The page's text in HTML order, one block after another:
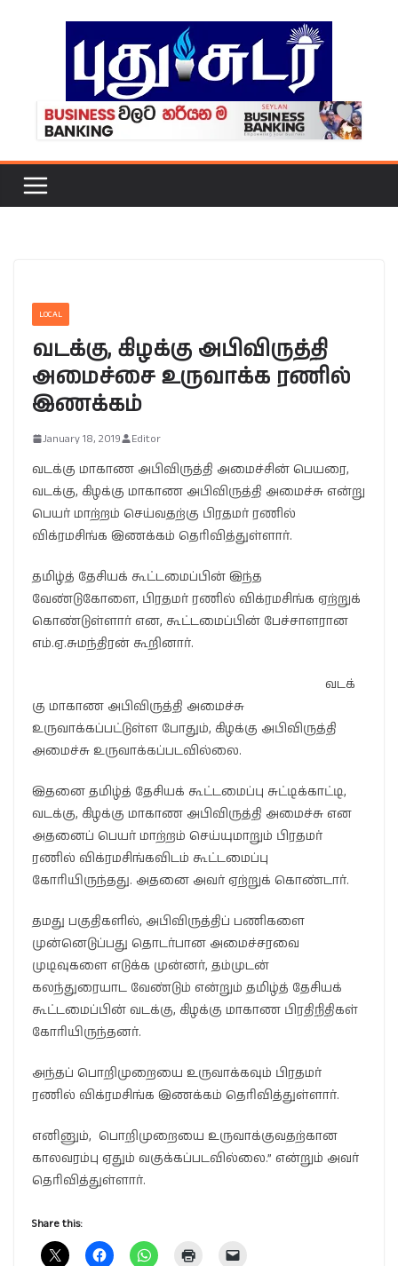
LOCAL
வடக்கு, கிழக்கு அபிவிருத்தி
அமைச்சை உருவாக்க ரணில்
இணக்கம்
January 18, 2019 Editor
வடக்கு மாகாண அபிவிருத்தி அமைச்சின் பெயரை,
வடக்கு, கிழக்கு மாகாண அபிவிருத்தி அமைச்சு என்று
பெயர் மாற்றம் செய்வதற்கு பிரதமர் ரணில்
விக்ரமசிங்க இணக்கம் தெரிவித்துள்ளார்.
தமிழ்த் தேசியக் கூட்டமைப்பின் இந்த
வேண்டுகோளை, பிரதமர் ரணில் விக்ரமசிங்க ஏற்றுக்
கொண்டுள்ளார் என, கூட்டமைப்பின் பேச்சாளரான
எம்.ஏ.சுமந்திரன் கூறினார்.
வடக்
கு மாகாண அபிவிருத்தி அமைச்சு
உருவாக்கப்பட்டுள்ள போதும், கிழக்கு அபிவிருத்தி
அமைச்சு உருவாக்கப்படவில்லை.
இதனை தமிழ்த் தேசியக் கூட்டமைப்பு சுட்டிக்காட்டி,
வடக்கு, கிழக்கு மாகாண அபிவிருத்தி அமைச்சு என
அதனைப் பெயர் மாற்றம் செய்யுமாறும் பிரதமர்
ரணில் விக்ரமசிங்கவிடம் கூட்டமைப்பு
கோரியிருந்தது. அதனை அவர் ஏற்றுக் கொண்டார்.
தமது பகுதிகளில், அபிவிருத்திப் பணிகளை
முன்னெடுப்பது தொடர்பான அமைச்சரவை
முடிவுகளை எடுக்க முன்னர், தம்முடன்
கலந்துரையாட வேண்டும் என்றும் தமிழ்த் தேசியக்
கூட்டமைப்பின் வடக்கு, கிழக்கு மாகாண பிரதிநிதிகள்
கோரியிருந்தனர்.
அந்தப் பொறிமுறையை உருவாக்கவும் பிரதமர்
ரணில் விக்ரமசிங்க இணக்கம் தெரிவித்துள்ளார்.
எனினும், பொறிமுறையை உருவாக்குவதற்கான
காலவரம்பு ஏதும் வகுக்கப்படவில்லை.” என்றும் அவர்
தெரிவித்துள்ளார்.
Share this: